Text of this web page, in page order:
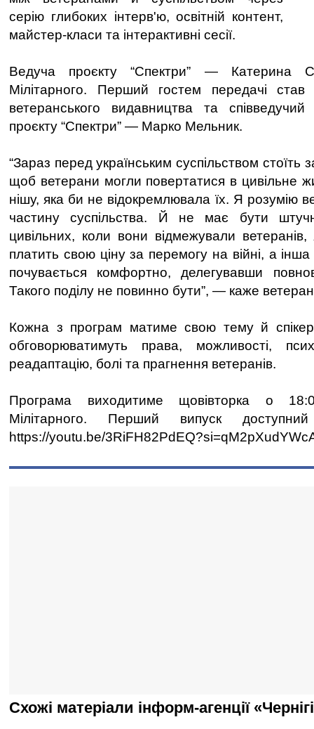
серію глибоких інтерв'ю, освітній контент,
майстер-класи та інтерактивні сесії.
Ведуча проєкту “Спектри” — Катерина
Мілітарного. Перший гостем передачі став
ветеранського видавництва та
проєкту “Спектри” — Марко Мельник.
“Зараз перед українським суспільством
щоб ветерани могли повертатися в цивільне
нішу, яка би не відокремлювала їх. Я розумію
частину суспільства. Й не має бути
цивільних, коли вони відмежували ветеранів,
платить свою ціну за перемогу на війні, а інша
почувається комфортно, делегувавши
Такого поділу не повинно бути”, — каже
Кожна з програм матиме свою тему й
обговорюватимуть права, можливості,
реадаптацію, болі та прагнення ветеранів.
Програма виходитиме щовівторка о
Мілітарного. Перший випуск
https://youtu.be/
Схожі матеріали інформ-агенції